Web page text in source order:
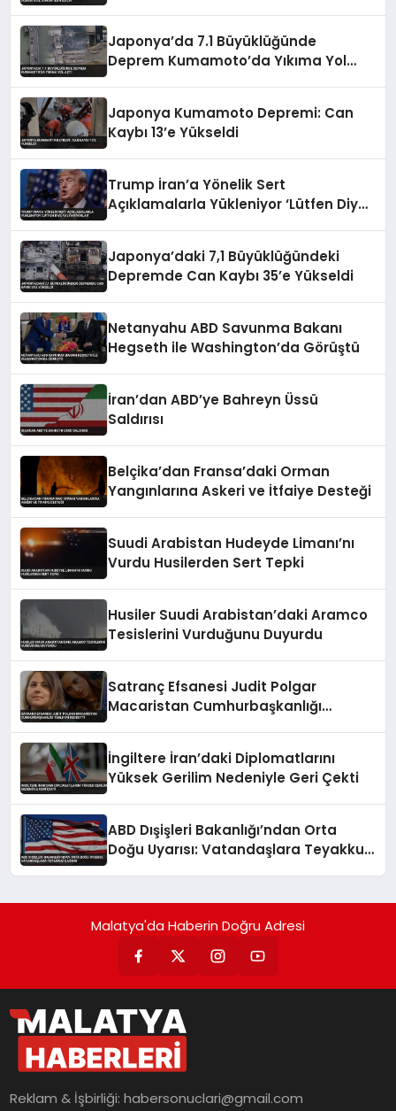
Japonya’da 7.1 Büyüklüğünde
Deprem Kumamoto’da Yıkıma Yol
Japonya Kumamoto Depremi: Can
Kaybı 13’e Yükseldi
Trump İran’a Yönelik Sert
Açıklamalarla Yükleniyor ‘Lütfen Diye
Japonya’daki 7,1 Büyüklüğündeki
Depremde Can Kaybı 35’e Yükseldi
Netanyahu ABD Savunma Bakanı
Hegseth ile Washington’da Görüştü
İran’dan ABD’ye Bahreyn Üssü
Saldırısı
Belçika’dan Fransa’daki Orman
Yangınlarına Askeri ve İtfaiye Desteği
Suudi Arabistan Hudeyde Limanı’nı
Vurdu Husilerden Sert Tepki
Husiler Suudi Arabistan’daki Aramco
Tesislerini Vurduğunu Duyurdu
Satranç Efsanesi Judit Polgar
Macaristan Cumhurbaşkanlığı
İngiltere İran’daki Diplomatlarını
Yüksek Gerilim Nedeniyle Geri Çekti
ABD Dışişleri Bakanlığı’ndan Orta
Doğu Uyarısı: Vatandaşlara Teyakkuz
Malatya'da Haberin Doğru Adresi
Reklam & İşbirliği:habersonuclari@gmail.com